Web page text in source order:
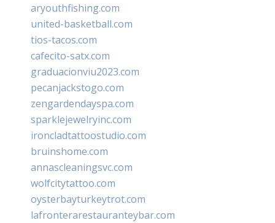
aryouthfishing.com
united-basketball.com
tios-tacos.com
cafecito-satx.com
graduacionviu2023.com
pecanjackstogo.com
zengardendayspa.com
sparklejewelryinc.com
ironcladtattoostudio.com
bruinshome.com
annascleaningsvc.com
wolfcitytattoo.com
oysterbayturkeytrot.com
lafronterarestauranteybar.com